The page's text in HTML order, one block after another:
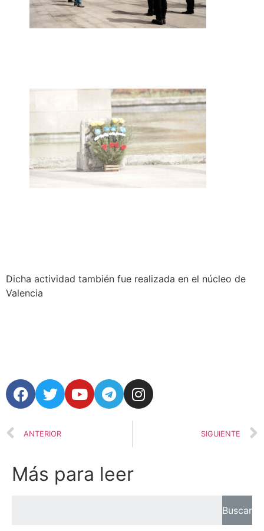
Dicha actividad también fue realizada en el núcleo de
Valencia
ANTERIOR SIGUIENTE
Más para leer
Buscar